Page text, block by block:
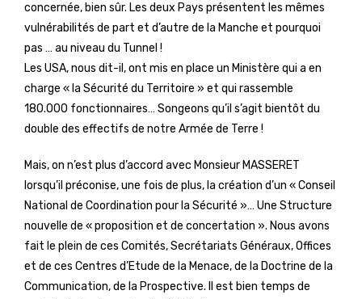
concernée, bien sûr. Les deux Pays présentent les mêmes
vulnérabilités de part et d’autre de la Manche et pourquoi
pas … au niveau du Tunnel !
Les USA, nous dit-il, ont mis en place un Ministère qui a en
charge « la Sécurité du Territoire » et qui rassemble
180.000 fonctionnaires… Songeons qu’il s’agit bientôt du
double des effectifs de notre Armée de Terre !
Mais, on n’est plus d’accord avec Monsieur MASSERET
lorsqu’il préconise, une fois de plus, la création d’un « Conseil
National de Coordination pour la Sécurité »… Une Structure
nouvelle de « proposition et de concertation ». Nous avons
fait le plein de ces Comités, Secrétariats Généraux, Offices
et de ces Centres d’Etude de la Menace, de la Doctrine de la
Communication, de la Prospective. Il est bien temps de